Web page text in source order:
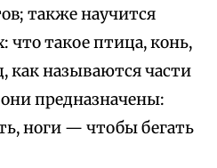
также научится
что такое птица, конь,
как называются части
предназначены:
ноги — чтобы бегать